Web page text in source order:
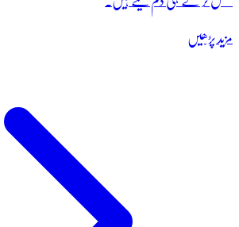
مزید پڑھیں